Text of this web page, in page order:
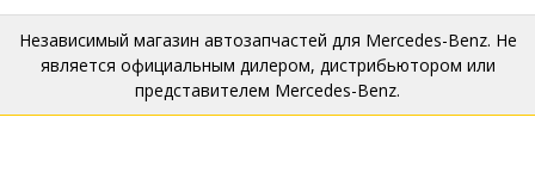
Независимый магазин автозапчастей для Mercedes-Benz. Не
является официальным дилером, дистрибьютором или
представителем Mercedes-Benz.